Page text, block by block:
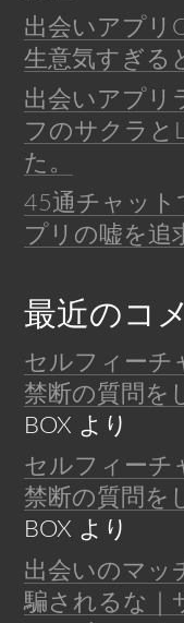
出会いアプリ
生意気すぎる
出会いアプリ
フのサクラと
た。
45通チャット
プリの嘘を追
最近のコ
セルフィーチ
禁断の質問を
BOX より
セルフィーチ
禁断の質問を
BOX より
出会いのマッ
騙されるな｜